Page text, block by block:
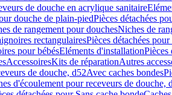
de douche en acrylique sanitaire
douche de plain-piedPièces détachées
de rangement pour douchesNiches de
rectangulairesPièces détachées
pour bébésEléments d'installationPièces
AccessoiresKits de réparationAutres
de douche, d52Avec caches bondes
d'écoulement pour receveurs de douche,